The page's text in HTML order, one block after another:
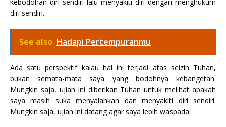
diri sendiri.
See also Hadapi Pertempuranmu
Ada satu perspektif kalau hal ini terjadi atas seizin Tuhan,
bukan semata-mata saya yang bodohnya kebangetan.
Mungkin saja, ujian ini diberikan Tuhan untuk melihat apakah
saya masih suka menyalahkan dan menyakiti diri sendiri.
Mungkin saja, ujian ini datang agar saya lebih waspada.